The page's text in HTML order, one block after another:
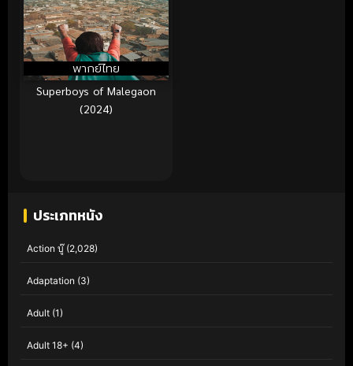
พากย์ไทย
Superboys of Malegaon
(2024)
ประเภทหนัง
Action บู๊(2,028)
Adaptation (3)
Adult (1)
Adult 18+ (4)